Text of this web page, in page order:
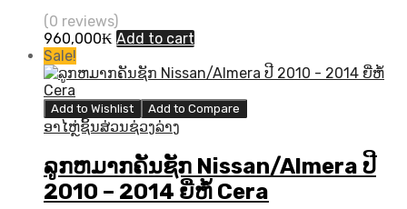
(0 reviews)
960,000₭ Add to cart
Sale!
Add to Wishlist Add to Compare
ອາໄຫຼ່ຊິ້ນສ່ວນຊ່ວງລ່າງ
ລູກຫມາກຄັນຊັກ Nissan/Almera ປີ​
2010 – 2014 ຍີ່ຫໍ້ Cera